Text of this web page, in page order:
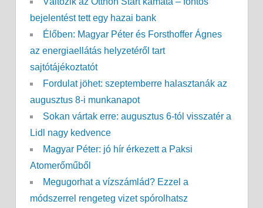
bejelentést tett egy hazai bank
Élőben: Magyar Péter és Forsthoffer Ágnes
az energiaellátás helyzetéről tart
sajtótájékoztatót
Fordulat jöhet: szeptemberre halasztanák az
augusztus 8-i munkanapot
Sokan vártak erre: augusztus 6-tól visszatér a
Lidl nagy kedvence
Magyar Péter: jó hír érkezett a Paksi
Atomerőműből
Megugorhat a vízszámlád? Ezzel a
módszerrel rengeteg vizet spórolhatsz